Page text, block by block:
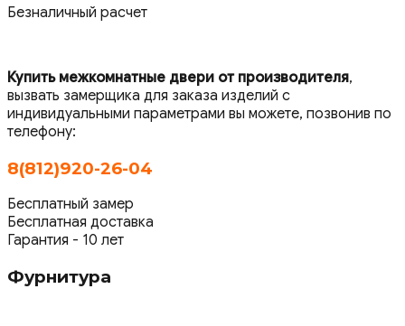
Безналичный расчет
Купить межкомнатные двери от производителя,
вызвать замерщика для заказа изделий с
индивидуальными параметрами вы можете, позвонив по
телефону:
8(812)920-26-04
Бесплатный замер
Бесплатная доставка
Гарантия - 10 лет
Фурнитура